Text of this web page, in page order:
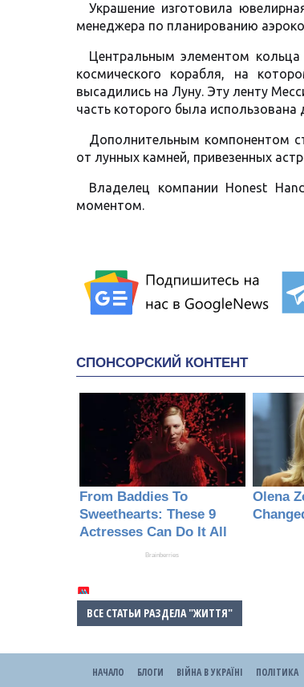
Украшение изготовила
менеджера по планированию
Центральным элементом
космического корабля, на
высадились на Луну. Эту ленту
часть которого была использована
Дополнительным компонентом
от лунных камней, привезенных
Владелец компании Honest
моментом.
ВСЕ СТАТЬИ РАЗДЕЛА "ЖИТТЯ"
НАЧАЛО БЛОГИ ВІЙНА В УКРАЇНІ ПОЛІТИКА